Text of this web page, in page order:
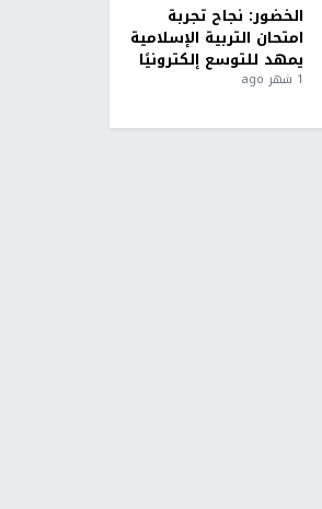
الخضور: نجاح تجربة
امتحان التربية الإسلامية
يمهد للتوسع إلكترونيًا
1 شهر ago